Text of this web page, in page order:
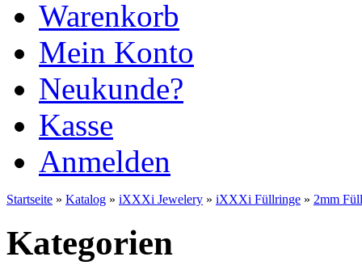
Warenkorb
Mein Konto
Neukunde?
Kasse
Anmelden
Startseite » Katalog » iXXXi Jewelery » iXXXi Füllringe » 2mm
Kategorien